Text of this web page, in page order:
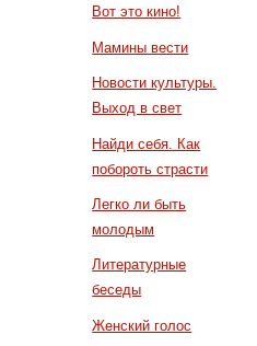
Вот это кино!
Мамины вести
Новости культуры.
Выход в свет
Найди себя. Как
побороть страсти
Легко ли быть
молодым
Литературные
беседы
Женский голос